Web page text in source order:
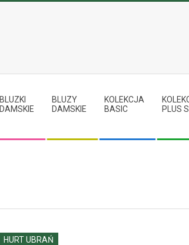
BLUZKI
DAMSKIE
BLUZY
DAMSKIE
KOLEKCJA
BASIC
PLUS
HURT UBRAŃ